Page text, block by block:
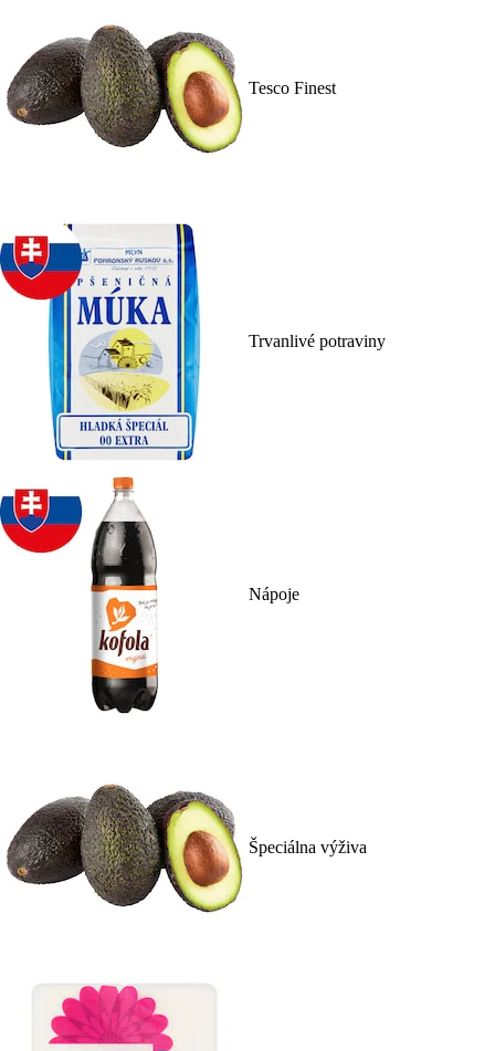
Tesco Finest
Trvanlivé potraviny
Nápoje
Špeciálna výživa